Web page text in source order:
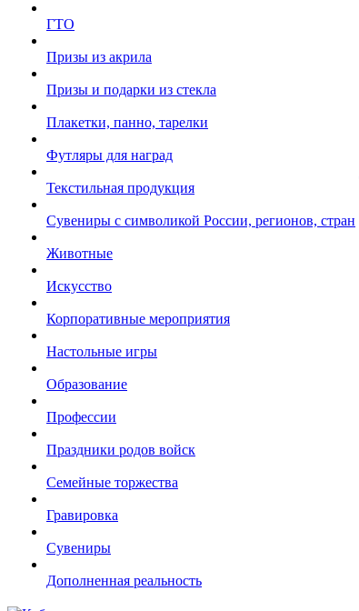
ГТО
Призы из акрила
Призы и подарки из стекла
Плакетки, панно, тарелки
Футляры для наград
Текстильная продукция
Сувениры с символикой России, регионов, стран
Животные
Искусство
Корпоративные мероприятия
Настольные игры
Образование
Профессии
Праздники родов войск
Семейные торжества
Гравировка
Сувениры
Дополненная реальность